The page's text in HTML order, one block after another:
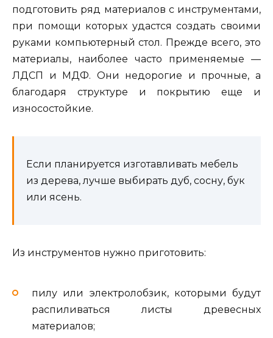
подготовить ряд материалов с инструментами,
при помощи которых удастся создать своими
руками компьютерный стол. Прежде всего, это
материалы, наиболее часто применяемые —
ЛДСП и МДФ. Они недорогие и прочные, а
благодаря структуре и покрытию еще и
износостойкие.
Если планируется изготавливать мебель
из дерева, лучше выбирать дуб, сосну, бук
или ясень.
Из инструментов нужно приготовить:
пилу или электролобзик, которыми будут
распиливаться листы древесных
материалов;